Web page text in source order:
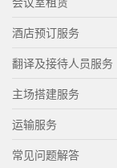
酒店预订服务
翻译及接待人员服务
主场搭建服务
运输服务
常见问题解答